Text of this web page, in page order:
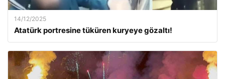
14/12/2025
Atatürk portresine tüküren kuryeye gözaltı!